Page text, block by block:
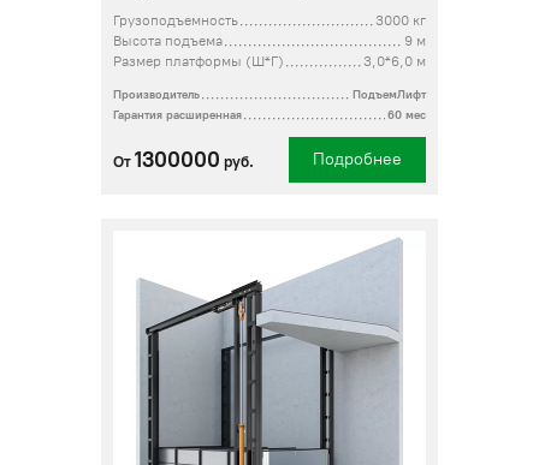
Грузоподъемность
3000 кг
Высота подъема
9 м
Размер платформы (Ш*Г)
3,0*6,0 м
Производитель
ПодъемЛифт
Гарантия расширенная
60 мес
От 1300000 руб. Подробнее